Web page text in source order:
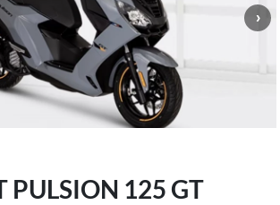
PULSION 125 GT